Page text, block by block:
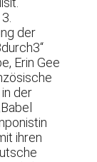
der
Erin Gee
der
ihren